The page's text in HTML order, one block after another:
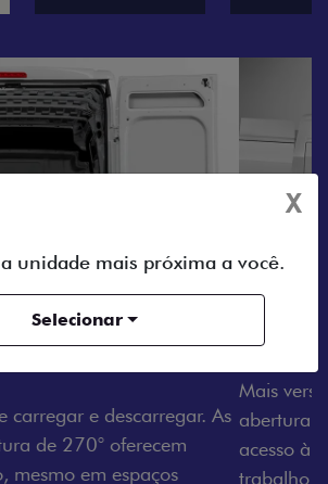
DA PORTA LATERAL
para o seu carregamento. A ampla
lateral do Novo Ducato facilita o
tempo e tornando o
onde quer que você esteja.
X
unidade mais próxima a você.
Selecionar